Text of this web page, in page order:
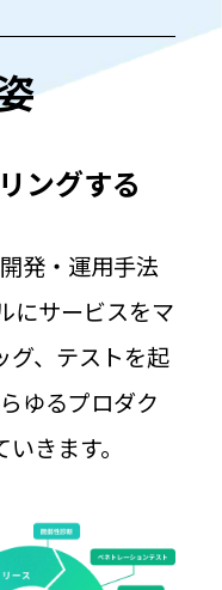
ングする
発・運用手法
にサービスをマ
グ、テストを起
ゆるプロダク
きます。